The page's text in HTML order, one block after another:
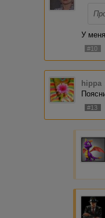
У
#10
hippa
#13